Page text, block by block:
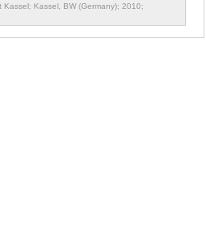
Kassel; Kassel, BW (Germany); 2010;